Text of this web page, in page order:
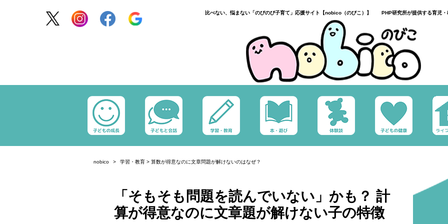
比べない、悩まない「のびのび子育て」応援サイト【nobico（のびこ）】 PHP研究所が提供する育児・
nobico 学習・教育 > 算数が得意なのに文章問題が解けないのはなぜ？
「そもそも問題を読んでいない」かも？ 計
算が得意なのに文章題が解けない子の特徴